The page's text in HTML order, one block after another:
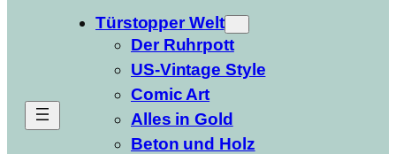
Türstopper Welt
Der Ruhrpott
US-Vintage Style
Comic Art
Alles in Gold
Beton und Holz